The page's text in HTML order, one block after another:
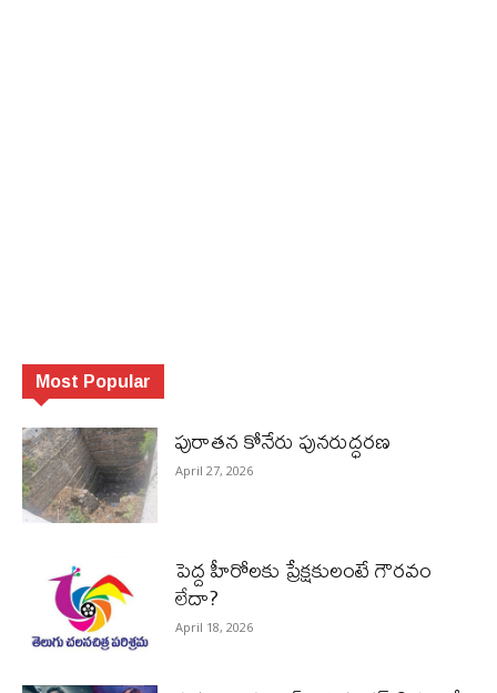
Most Popular
పురాత‌న కోనేరు పున‌రుద్ధ‌ర‌ణ
April 27, 2026
పెద్ద హీరోల‌కు ప్రేక్ష‌కులంటే గౌర‌వం
లేదా?
April 18, 2026